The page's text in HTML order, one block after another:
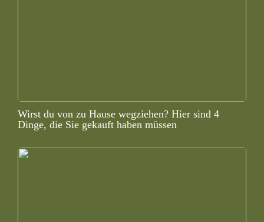
Wirst du von zu Hause wegziehen? Hier sind 4
Dinge, die Sie gekauft haben müssen